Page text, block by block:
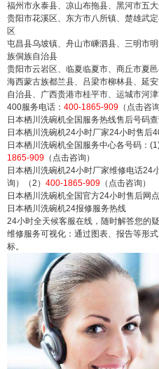
福州市永泰县、凉山布拖县、黑河市五
贵阳市花溪区、东方市八所镇、楚雄武
区
屯昌县乌坡镇、舟山市嵊泗县、三明市
族侗族自治县
贵阳市云岩区、临夏临夏市、商丘市夏
海西蒙古族都兰县、吕梁市柳林县、延
自治县、广西贵港市桂平市、运城市河
400服务电话： 400-1865-909 （点击咨询
日本栖川洗碗机全国服务热线售后号码
日本栖川洗碗机24小时厂家24小时售后
日本栖川洗碗机全国服务中心各号码：
1865-909 （点击咨询）
日本栖川洗碗机24小时厂家维修电话24
询）（2） 400-1865-909 （点击咨询）
日本栖川洗碗机全国官方24小时售后网
日本栖川洗碗机24报修服务热线
24小时全天候客服在线，随时解答您的
维修服务可视化：通过图表、报告等形
标。